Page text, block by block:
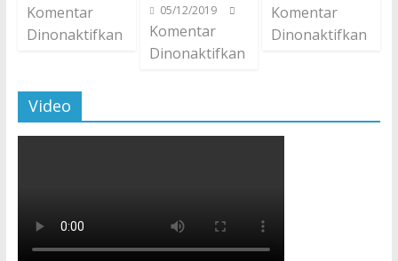
Komentar
Dinonaktifkan
05/12/2019
Komentar
Dinonaktifkan
Komentar
Dinonaktifkan
Video